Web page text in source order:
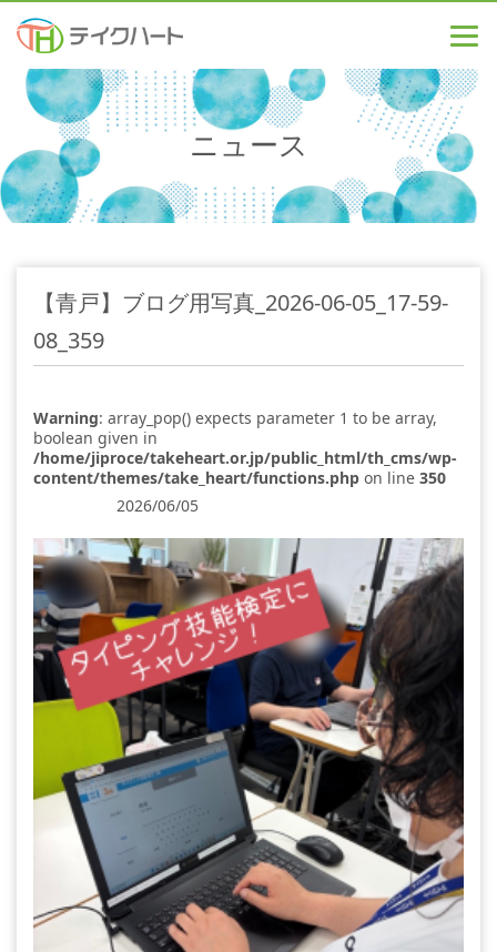
ニュース
【青戸】ブログ用写真_2026-06-05_17-59-
08_359
Warning: array_pop() expects parameter 1 to be array,
boolean given in
/home/jiproce/takeheart.or.jp/public_html/th_cms/wp-
content/themes/take_heart/functions.php on line 350
2026/06/05